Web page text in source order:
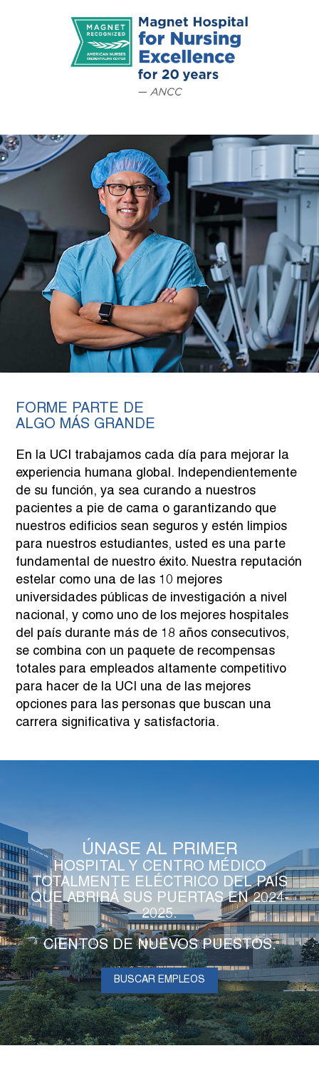
FORME PARTE DE
ALGO MÁS GRANDE
En la UCI trabajamos cada día para mejorar la
experiencia humana global. Independientemente
de su función, ya sea curando a nuestros
pacientes a pie de cama o garantizando que
nuestros edificios sean seguros y estén limpios
para nuestros estudiantes, usted es una parte
fundamental de nuestro éxito. Nuestra reputación
estelar como una de las 10 mejores
universidades públicas de investigación a nivel
nacional, y como uno de los mejores hospitales
del país durante más de 18 años consecutivos,
se combina con un paquete de recompensas
totales para empleados altamente competitivo
para hacer de la UCI una de las mejores
opciones para las personas que buscan una
carrera significativa y satisfactoria.
ÚNASE AL PRIMER
HOSPITAL Y CENTRO MÉDICO
TOTALMENTE ELÉCTRICO DEL PAÍS
QUE ABRIRÁ SUS PUERTAS EN 2024-
2025.
CIENTOS DE NUEVOS PUESTOS.
BUSCAR EMPLEOS